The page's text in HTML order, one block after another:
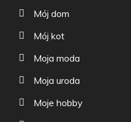
Mój dom
Mój kot
Moja moda
Moja uroda
Moje hobby